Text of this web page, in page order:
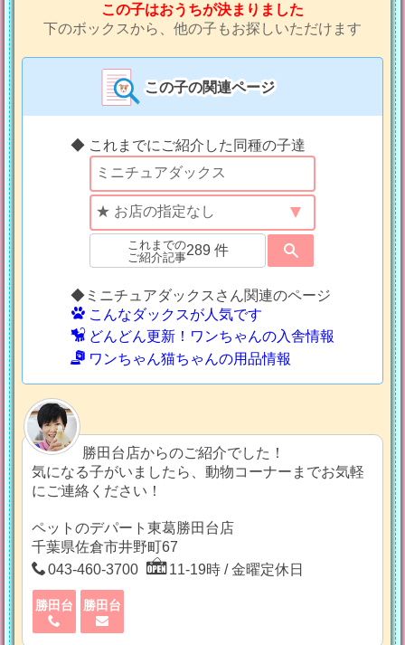
この子はおうちが決まりました
下のボックスから、他の子もお探しいただけます
この子の関連ページ
◆ これまでにご紹介した同種の子達
これまでの
ご紹介記事289 件
◆ミニチュアダックスさん関連のページ
こんなダックスが人気です
どんどん更新！ワンちゃんの入舎情報
ワンちゃん猫ちゃんの用品情報
勝田台店からのご紹介でした！
気になる子がいましたら、動物コーナーまでお気軽
にご連絡ください！
ペットのデパート東葛勝田台店
千葉県佐倉市井野町67
043-460-3700
11-19時 / 金曜定休日
勝田台 勝田台